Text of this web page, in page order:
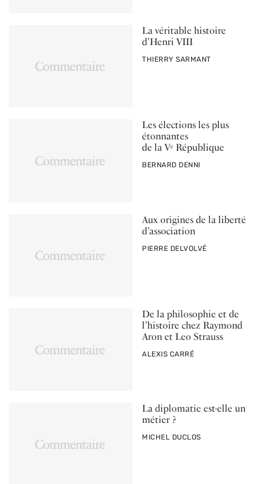
La véritable histoire
d’Henri VIII
PAR
THIERRY SARMANT
Les élections les plus
étonnantes
de la Ve République
PAR
BERNARD DENNI
Aux origines de la liberté
d’association
PAR
PIERRE DELVOLVÉ
De la philosophie et de
l’histoire chez Raymond
Aron et Leo Strauss
PAR
ALEXIS CARRÉ
La diplomatie est-elle un
métier ?
PAR
MICHEL DUCLOS